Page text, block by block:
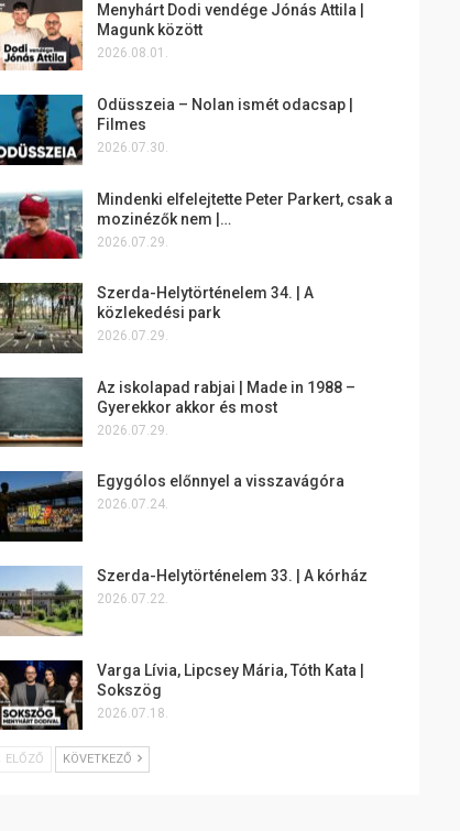
Menyhárt Dodi vendége Jónás Attila |
Magunk között
2026.08.01.
Odüsszeia – Nolan ismét odacsap |
Filmes
2026.07.30.
Mindenki elfelejtette Peter Parkert, csak a
mozinézők nem |…
2026.07.29.
Szerda-Helytörténelem 34. | A
közlekedési park
2026.07.29.
Az iskolapad rabjai | Made in 1988 –
Gyerekkor akkor és most
2026.07.29.
Egygólos előnnyel a visszavágóra
2026.07.24.
Szerda-Helytörténelem 33. | A kórház
2026.07.22.
Varga Lívia, Lipcsey Mária, Tóth Kata |
Sokszög
2026.07.18.
ELŐZŐ KÖVETKEZŐ